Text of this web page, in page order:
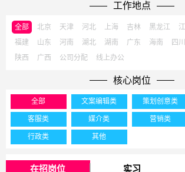
工作地点
全部 北京 天津 河北 上海 吉林 黑龙江
福建
山东 河南 湖北 湖南 广东 海南 四川
陕西
广西 公司分配 线上办公
核心岗位
全部 文案编辑类 策划创意类
客服类 媒介类 营销类
行政类 其他
在招岗位 实习